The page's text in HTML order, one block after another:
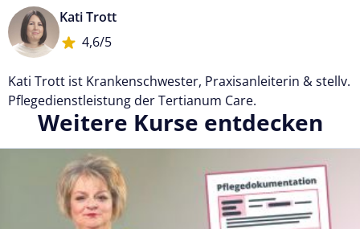
Kati Trott
4,6/5
Kati Trott ist Krankenschwester, Praxisanleiterin & stellv.
Pflegedienstleistung der Tertianum Care.
Weitere Kurse entdecken